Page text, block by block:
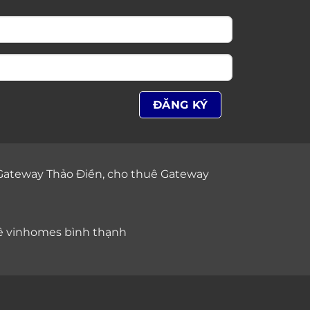
Thảo Điền, cho thuê Gateway
vinhomes bình thạnh